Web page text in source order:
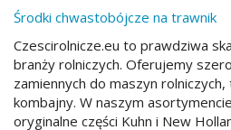
Środki chwastobójcze na trawnik
Czescirolnicze.eu to prawdziwa
branży rolniczych. Oferujemy
zamiennych do maszyn rolniczych,
kombajny. W naszym
oryginalne części Kuhn i New